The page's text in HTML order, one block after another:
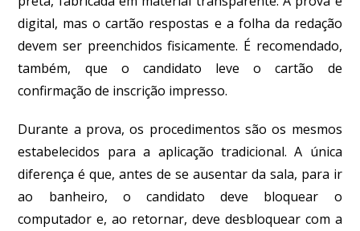
digital, mas o cartão respostas e a folha da redação
devem ser preenchidos fisicamente. É recomendado,
também, que o candidato leve o cartão de
confirmação de inscrição impresso.
Durante a prova, os procedimentos são os mesmos
estabelecidos para a aplicação tradicional. A única
diferença é que, antes de se ausentar da sala, para ir
ao banheiro, o candidato deve bloquear o
computador e, ao retornar, deve desbloquear com a